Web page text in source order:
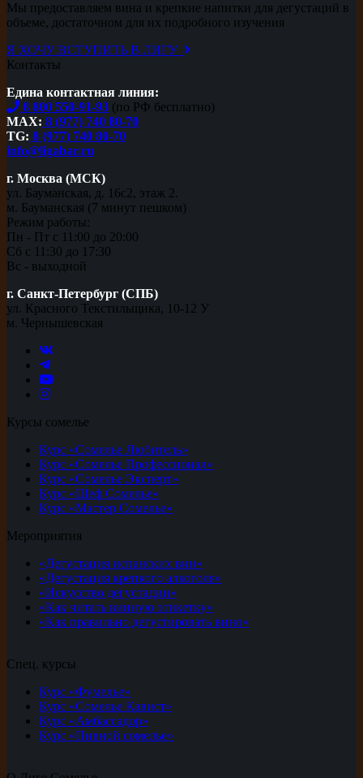
Мы предоставляем вина и крепкие напитки для дегустаций в
объеме, достаточном для их подробного изучения
Я ХОЧУ ВСТУПИТЬ В ЛИГУ
Контакты
Едина контактная линия:
8 800 550-91-93 (по РФ бесплатно)
MAX: 8 (977) 740 80-70
TG: 8 (977) 740 80-70
info@ligabar.ru
г. Москва (МСК)
ул. Бауманская, д. 16с2, этаж 2.
м. Бауманская (7 минут пешком)
Режим работы:
Пн - Пт с 11:00 до 20:00
Сб с 11:30 до 17:30
Вс - выходной
г. Санкт-Петербург (СПБ)
ул. Красного Текстильщика, 10-12 У
м. Чернышевская
Курсы сомелье
Курс «Сомелье Любитель»
Курс «Сомелье Профессионал»
Курс «Сомелье Эксперт»
Курс «Шеф Сомелье»
Курс «Мастер Сомелье»
Мероприятия
«Дегустация испанских вин»
«Дегустация крепкого алкоголя»
«Искусство дегустации»
«Как читать винную этикетку»
«Как правильно дегустировать вино»
Спец. курсы
Курс «Фумелье»
Курс «Сомелье Кавист»
Курс «Амбассадор»
Курс «Пивной сомелье»